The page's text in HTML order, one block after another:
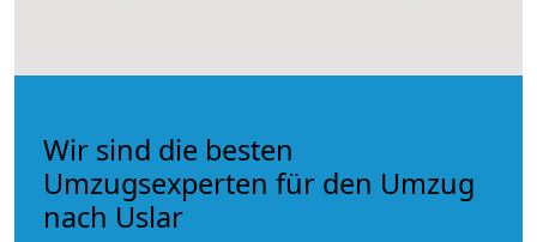
Wir sind die besten
Umzugsexperten für den Umzug
nach Uslar